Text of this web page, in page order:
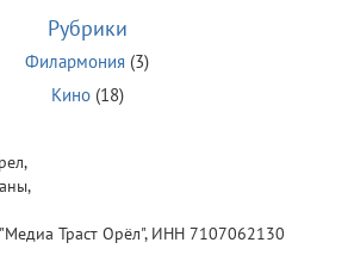
Рубрики
Филармония (3)
Кино(18)
Траст Орёл", ИНН 7107062130